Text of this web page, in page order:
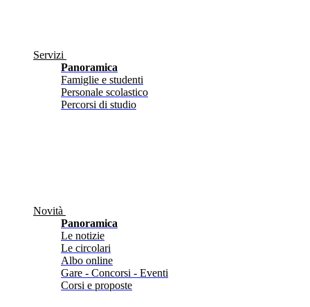
Servizi
Panoramica
Famiglie e studenti
Personale scolastico
Percorsi di studio
Novità
Panoramica
Le notizie
Le circolari
Albo online
Gare - Concorsi - Eventi
Corsi e proposte